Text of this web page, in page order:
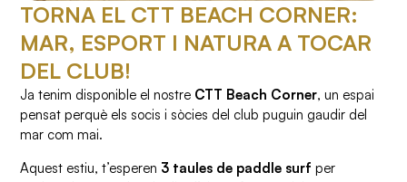
TORNA EL CTT BEACH CORNER:
MAR, ESPORT I NATURA A TOCAR
DEL CLUB!
Ja tenim disponible el nostre CTT Beach Corner, un espai
pensat perquè els socis i sòcies del club puguin gaudir del
mar com mai.
Aquest estiu, t’esperen 3 taules de paddle surf per